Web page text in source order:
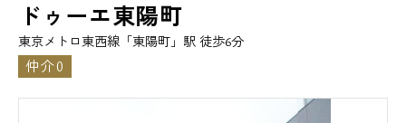
ドゥーエ東陽町
東京メトロ東西線「東陽町」駅 徒歩6分
仲介0